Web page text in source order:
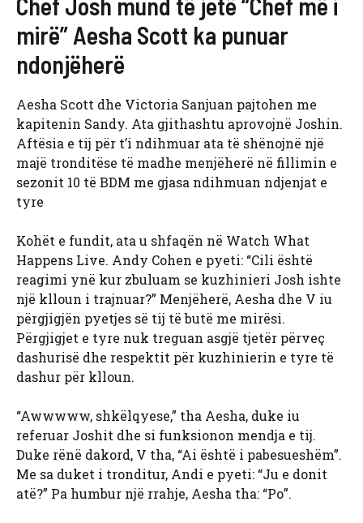
Chef Josh mund të jetë “Chef më i
mirë” Aesha Scott ka punuar
ndonjëherë
Aesha Scott dhe Victoria Sanjuan pajtohen me
kapitenin Sandy. Ata gjithashtu aprovojnë Joshin.
Aftësia e tij për t’i ndihmuar ata të shënojnë një
majë tronditëse të madhe menjëherë në fillimin e
sezonit 10 të BDM me gjasa ndihmuan ndjenjat e
tyre
Kohët e fundit, ata u shfaqën në Watch What
Happens Live. Andy Cohen e pyeti: “Cili është
reagimi ynë kur zbuluam se kuzhinieri Josh ishte
një klloun i trajnuar?” Menjëherë, Aesha dhe V iu
përgjigjën pyetjes së tij të butë me mirësi.
Përgjigjet e tyre nuk treguan asgjë tjetër përveç
dashurisë dhe respektit për kuzhinierin e tyre të
dashur për klloun.
“Awwwww, shkëlqyese,” tha Aesha, duke iu
referuar Joshit dhe si funksionon mendja e tij.
Duke rënë dakord, V tha, “Ai është i pabesueshëm”.
Me sa duket i tronditur, Andi e pyeti: “Ju e donit
atë?” Pa humbur një rrahje, Aesha tha: “Po”.